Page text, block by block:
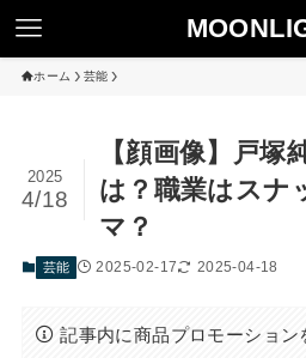
ホーム 芸能
【顔画像】戸塚
は？職業はスナ
マ？
2025
4/18
芸能 2025-02-17 2025-04-18
記事内に商品プロモーション